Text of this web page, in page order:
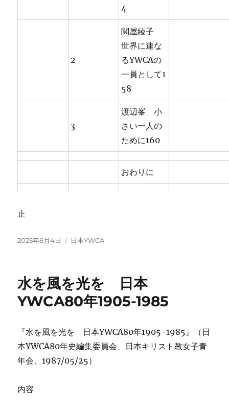
4
2
関屋綾子
世界に連な
るYWCAの
一員として1
58
3
渡辺峯 小
さい一人の
ために160
おわりに
止
投
2025年6月4日
カ
ー
日本YWCA
水を風を光を 日本
YWCA80年1905-1985
『水を風を光を 日本YWCA80年1905-1985』（日
本YWCA80年史編集委員会、日本キリスト教女子青
年会、1987/05/25）
内容